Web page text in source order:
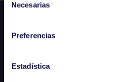
Necesarias
Preferencias
Estadística